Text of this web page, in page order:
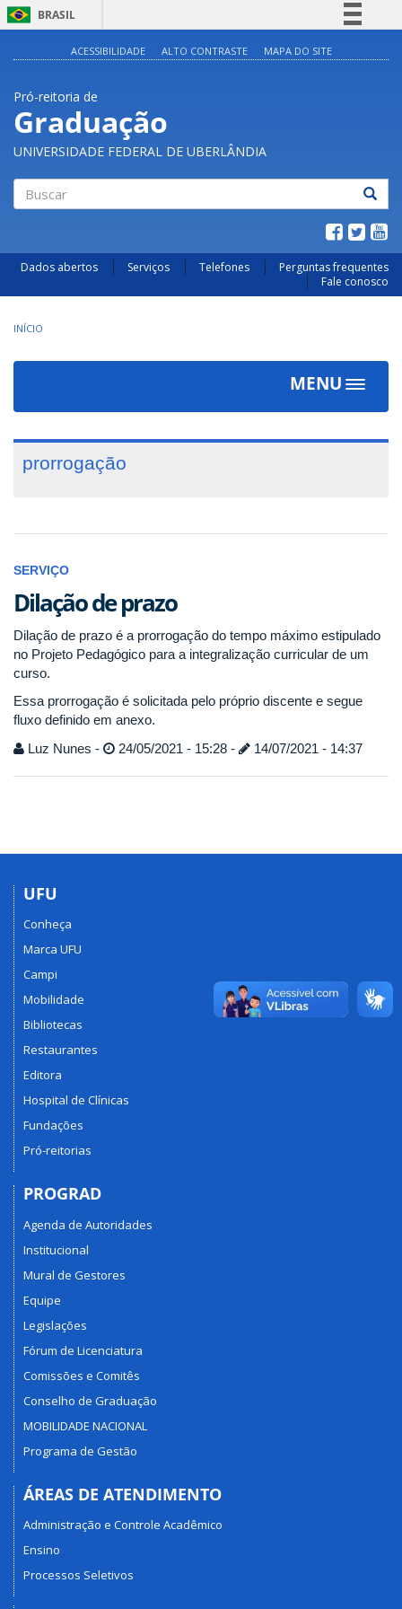
BRASIL
Legislação
Canais
ACESSIBILIDADE ALTO CONTRASTE MAPA DO SITE
Pró-reitoria de
Graduação
UNIVERSIDADE FEDERAL DE UBERLÂNDIA
Dados abertos Serviços Telefones
Perguntas frequentes
Fale conosco
INÍCIO
MENU
Toggle
prorrogação
SERVIÇO
Dilação de prazo
Dilação de prazo é a prorrogação do tempo máximo estipulado
no Projeto Pedagógico para a integralização curricular de um
curso.
Essa prorrogação é solicitada pelo próprio discente e segue
fluxo definido em anexo.
Luz Nunes -
24/05/2021 - 15:28 - 14/07/2021 - 14:37
UFU
Conheça
Marca UFU
Campi
Mobilidade
Bibliotecas
Restaurantes
Editora
Hospital de Clínicas
Fundações
Pró-reitorias
PROGRAD
Agenda de Autoridades
Institucional
Mural de Gestores
Equipe
Legislações
Fórum de Licenciatura
Comissões e Comitês
Conselho de Graduação
MOBILIDADE NACIONAL
Programa de Gestão
ÁREAS DE ATENDIMENTO
Administração e Controle Acadêmico
Ensino
Processos Seletivos